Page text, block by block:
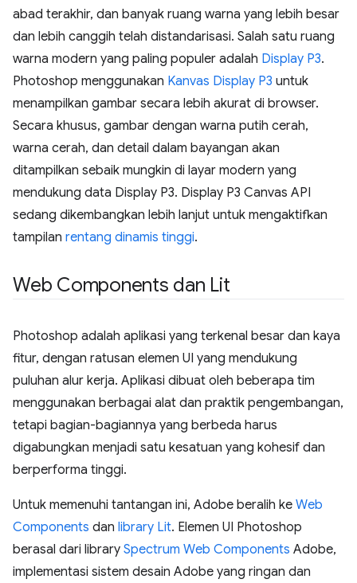
abad terakhir, dan banyak ruang warna yang lebih besar
dan lebih canggih telah distandarisasi. Salah satu ruang
warna modern yang paling populer adalah Display P3.
Photoshop menggunakan Kanvas Display P3 untuk
menampilkan gambar secara lebih akurat di browser.
Secara khusus, gambar dengan warna putih cerah,
warna cerah, dan detail dalam bayangan akan
ditampilkan sebaik mungkin di layar modern yang
mendukung data Display P3. Display P3 Canvas API
sedang dikembangkan lebih lanjut untuk mengaktifkan
tampilan rentang dinamis tinggi.
Web Components dan Lit
Photoshop adalah aplikasi yang terkenal besar dan kaya
fitur, dengan ratusan elemen UI yang mendukung
puluhan alur kerja. Aplikasi dibuat oleh beberapa tim
menggunakan berbagai alat dan praktik pengembangan,
tetapi bagian-bagiannya yang berbeda harus
digabungkan menjadi satu kesatuan yang kohesif dan
berperforma tinggi.
Untuk memenuhi tantangan ini, Adobe beralih ke Web
Components dan library Lit. Elemen UI Photoshop
berasal dari library Spectrum Web Components Adobe,
implementasi sistem desain Adobe yang ringan dan